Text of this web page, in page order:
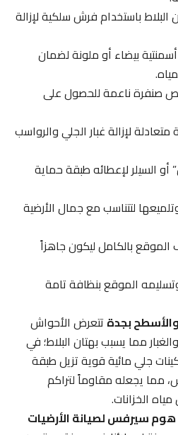
باستخدام فرش سلكية لإزالة
بيضاء أو ملونة لضمان
صنفرة ناعمة للحصول على
لإزالة غبار الجلي والرواسب
السيلر لإعطائه طبقة حماية
لتتناسب مع جمال الأرضية
بالكامل ليكون جاهزاً
الموقع بنظافة تامة
بجدةتتعرض الأحواش
مما يسبب بهتان البلاط؛ في
جلي مائية قوية تزيل طبقة
يجعله مقاوماً لتراكم
الخزانات.
سيرفس لصيانة الأرضيات